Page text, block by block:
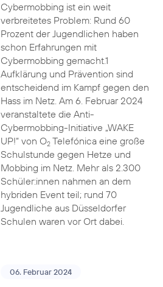
Cybermobbing ist ein weit
verbreitetes Problem: Rund 60
Prozent der Jugendlichen haben
schon Erfahrungen mit
Cybermobbing gemacht.1
Aufklärung und Prävention sind
entscheidend im Kampf gegen den
Hass im Netz. Am 6. Februar 2024
veranstaltete die Anti-
Cybermobbing-Initiative „WAKE
UP!“ von O2Telefónica eine große
Schulstunde gegen Hetze und
Mobbing im Netz. Mehr als 2.300
Schüler:innen nahmen an dem
hybriden Event teil; rund 70
Jugendliche aus Düsseldorfer
Schulen waren vor Ort dabei.
06. Februar 2024